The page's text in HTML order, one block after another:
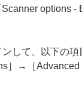
options
して、以下の
］→［